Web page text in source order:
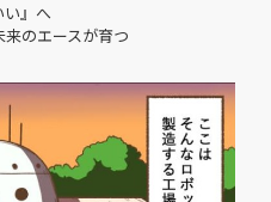
い』へ
のエースが育つ